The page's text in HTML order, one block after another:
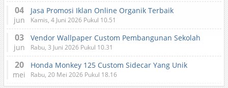
04
jun
Jasa Promosi Iklan Online Organik Terbaik
Kamis, 4 Juni 2026 Pukul 10.51
03
jun
Vendor Wallpaper Custom Pembangunan Sekolah
Rabu, 3 Juni 2026 Pukul 10.31
20
mei
Honda Monkey 125 Custom Sidecar Yang Unik
Rabu, 20 Mei 2026 Pukul 18.16